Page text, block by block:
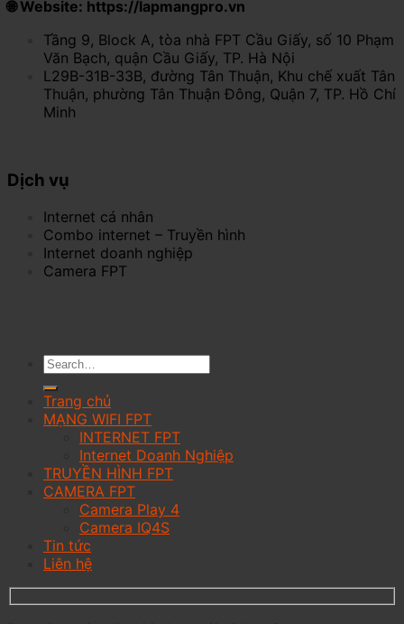
🌐 Website: https://lapmangpro.vn
Tầng 9, Block A, tòa nhà FPT Cầu Giấy, số 10 Phạm
Văn Bạch, quận Cầu Giấy, TP. Hà Nội
L29B-31B-33B, đường Tân Thuận, Khu chế xuất Tân
Thuận, phường Tân Thuận Đông, Quận 7, TP. Hồ Chí
Minh
Dịch vụ
Internet cá nhân
Combo internet – Truyền hình
Internet doanh nghiệp
Camera FPT
Trang chủ
MẠNG WIFI FPT
INTERNET FPT
Internet Doanh Nghiệp
TRUYỀN HÌNH FPT
CAMERA FPT
Camera Play 4
Camera IQ4S
Tin tức
Liên hệ